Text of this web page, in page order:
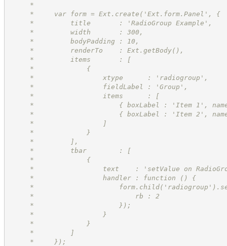
*
*     var form = Ext.create('Ext.form.Panel', {
*         title       : 'RadioGroup Example',
*         width       : 300,
*         bodyPadding : 10,
*         renderTo    : Ext.getBody(),
*         items       : [
*             {
*                 xtype      : 'radiogroup',
*                 fieldLabel : 'Group',
*                 items      : [
*                     { boxLabel : 'Item 1',
*                     { boxLabel : 'Item 2',
*                 ]
*             }
*         ],
*         tbar        : [
*             {
*                 text    : 'setValue on
*                 handler : function () {
*
*                         rb : 2
*                     });
*                 }
*             }
*         ]
*     });